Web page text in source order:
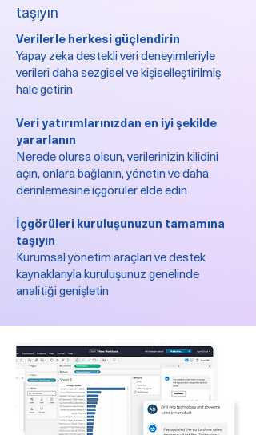
taşıyın
Verilerle herkesi güçlendirin
Yapay zeka destekli veri deneyimleriyle
verileri daha sezgisel ve kişiselleştirilmiş
hale getirin
Veri yatırımlarınızdan en iyi şekilde
yararlanın
Nerede olursa olsun, verilerinizin kilidini
açın, onlara bağlanın, yönetin ve daha
derinlemesine içgörüler elde edin
İçgörüleri kuruluşunuzun tamamına
taşıyın
Kurumsal yönetim araçları ve destek
kaynaklarıyla kuruluşunuz genelinde
analitiği genişletin